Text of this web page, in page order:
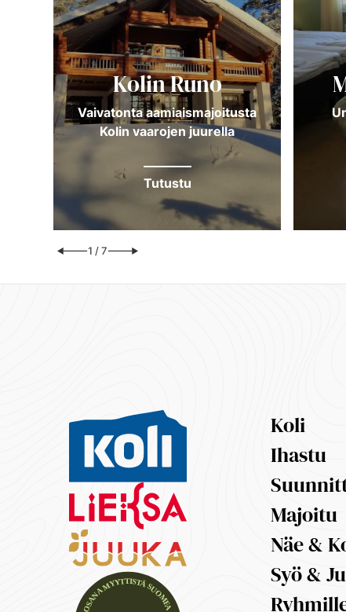
Kolin Runo
Vaivatonta aamiaismajoitusta
Kolin vaarojen juurella
Tutustu
1 / 7
Koli
Ihastu
Majoitu
Näe &
Syö &